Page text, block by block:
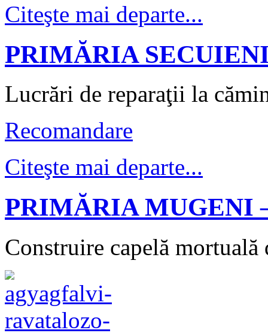
peter peter haz
szekely mozes iskola
Citeşte mai departe...
PRIMĂRIA
Lucrări de reparaţii la
Recomandare
Citeşte mai departe...
PRIMĂRIA MUGENI
Construire capelă